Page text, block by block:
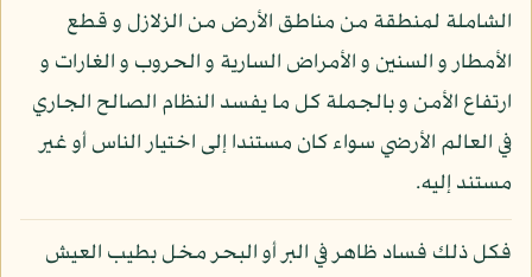
الشاملة لمنطقة من مناطق الأرض من الزلازل و قطع
الأمطار و السنين و الأمراض السارية و الحروب و الغارات و
ارتفاع الأمن و بالجملة كل ما يفسد النظام الصالح الجاري
في العالم الأرضي سواء كان مستندا إلى اختيار الناس أو غير
مستند إليه.
فكل ذلك فساد ظاهر في البر أو البحر مخل بطيب العيش